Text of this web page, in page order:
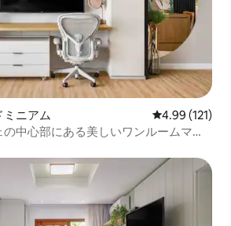
ミニアム レビュー121
4.99 (121)
中心部にある美しいワンルームマン